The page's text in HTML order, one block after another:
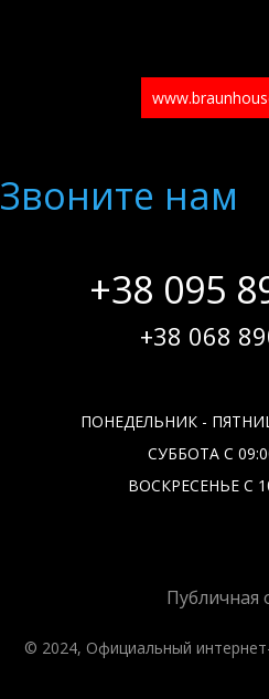
Звоните нам
+38 095
+38 068
ПОНЕДЕЛЬНИК -
СУББОТА С
ВОСКРЕСЕНЬЕ С
Публичная
© 2024, Официальный